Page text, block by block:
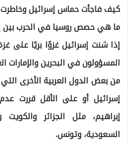
كيف فاجأت حماس إسرائيل
ما هي حصص روسيا في الحرب بين
إذا شنت إسرائيل غزوًا بريًا على
المسؤولون في البحرين والإمارات
من بعض الدول العربية الأخرى
إسرائيل أو على الأقل قررت
إبراهيم، مثل الجزائر والكويت
السعودية، وتونس.